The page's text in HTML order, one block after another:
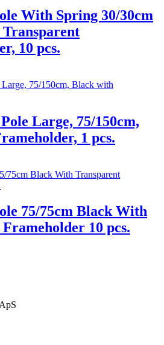
With Spring 30/30cm
10 pcs.
Large, 75/150cm,
1 pcs.
75/75cm Black With
10 pcs.